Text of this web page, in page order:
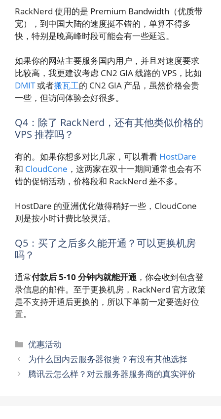
RackNerd 使用的是 Premium Bandwidth（优质带
宽），到中国大陆的速度挺不错的，单算不得多
快，特别是晚高峰时段可能会有一些延迟。
如果你的网站主要服务国内用户，并且对速度要求
比较高，我更建议考虑 CN2 GIA 线路的 VPS，比如
DMIT或者搬瓦工的 CN2 GIA 产品，虽然价格会贵
一些，但访问体验会好很多。
Q4：除了 RackNerd，还有其他类似价格的
VPS 推荐吗？
有的。如果你想多对比几家，可以看看 HostDare
和 CloudCone ，这两家在双十一期间通常也会有不
错的促销活动，价格段和 RackNerd 差不多。
HostDare 的亚洲优化做得稍好一些，CloudCone
则是按小时计费比较灵活。
Q5：买了之后多久能开通？可以更换机房
吗？
通常付款后 5-10 分钟内就能开通 ，你会收到包含登
录信息的邮件。至于更换机房，RackNerd 官方政策
是不支持开通后更换的，所以下单前一定要选好位
置。
分
类
优惠活动
为什么国内云服务器很贵？有没有其他选择
腾讯云怎么样？对云服务器服务商的真实评价